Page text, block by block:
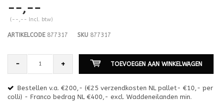
--,--
(--,-- Incl. btw)
ARTIKELCODE877317 SKU 877317
- + TOEVOEGEN AAN WINKELWAGEN
Bestellen v.a. €200,- (€25 verzendkosten NL pallet- €10,- per
colli) - Franco bedrag NL €400,- excl. Waddeneilanden min.